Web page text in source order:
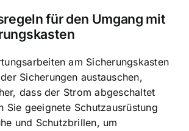
für den Umgang mit
am Sicherungskasten
Sicherungen austauschen,
dass der Strom abgeschaltet
Sie geeignete Schutzausrüstung
und Schutzbrillen, um